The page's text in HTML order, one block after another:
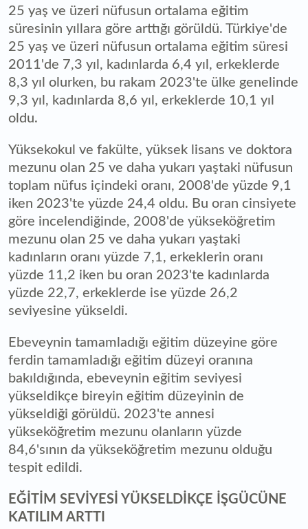
25 yaş ve üzeri nüfusun ortalama eğitim
süresinin yıllara göre arttığı görüldü. Türkiye'de
25 yaş ve üzeri nüfusun ortalama eğitim süresi
2011'de 7,3 yıl, kadınlarda 6,4 yıl, erkeklerde
8,3 yıl olurken, bu rakam 2023'te ülke genelinde
9,3 yıl, kadınlarda 8,6 yıl, erkeklerde 10,1 yıl
oldu.
Yüksekokul ve fakülte, yüksek lisans ve doktora
mezunu olan 25 ve daha yukarı yaştaki nüfusun
toplam nüfus içindeki oranı, 2008'de yüzde 9,1
iken 2023'te yüzde 24,4 oldu. Bu oran cinsiyete
göre incelendiğinde, 2008'de yükseköğretim
mezunu olan 25 ve daha yukarı yaştaki
kadınların oranı yüzde 7,1, erkeklerin oranı
yüzde 11,2 iken bu oran 2023'te kadınlarda
yüzde 22,7, erkeklerde ise yüzde 26,2
seviyesine yükseldi.
Ebeveynin tamamladığı eğitim düzeyine göre
ferdin tamamladığı eğitim düzeyi oranına
bakıldığında, ebeveynin eğitim seviyesi
yükseldikçe bireyin eğitim düzeyinin de
yükseldiği görüldü. 2023'te annesi
yükseköğretim mezunu olanların yüzde
84,6'sının da yükseköğretim mezunu olduğu
tespit edildi.
EĞİTİM SEVİYESİ YÜKSELDİKÇE İŞGÜCÜNE
KATILIM ARTTI